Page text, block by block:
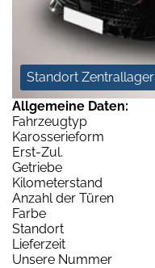
Standort Zentrallager
Allgemeine Daten:
Fahrzeugtyp
Karosserieform
Erst-Zul.
Getriebe
Kilometerstand
Anzahl der Türen
Farbe
Standort
Lieferzeit
Unsere Nummer